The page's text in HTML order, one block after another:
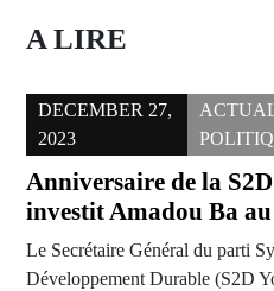
A LIRE
DECEMBER 27,
2023
Anniversaire de la
investit Amadou Ba
Le Secrétaire Général du parti
Développement Durable (S2D